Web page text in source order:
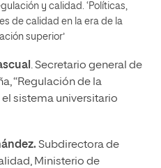
y calidad. ‘Políticas,
de calidad en la era de la
superior’
. Secretario general de
“Regulación de la
sistema universitario
Subdirectora de
Ministerio de